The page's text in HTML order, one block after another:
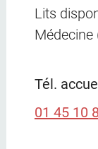
Lits
Médecine
Tél.
01 45 10